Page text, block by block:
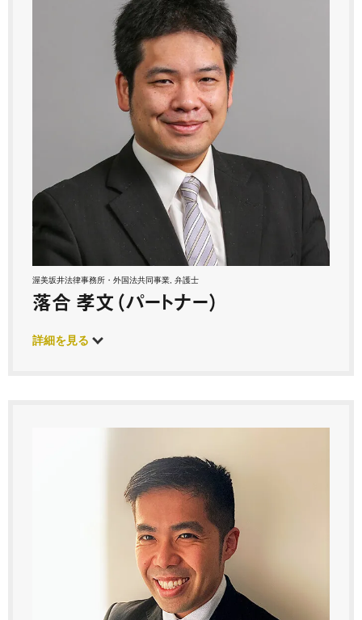
渥美坂井法律事務所・外国法共同事業, 弁護士
落合 孝文（パートナー）
詳細を見る